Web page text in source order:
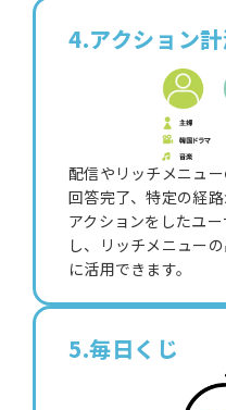
4.アクション
配信やリッチメニュ
回答完了、特定の経
アクションをしたユ
し、リッチメニュー
に活用できます。
5.毎日くじ